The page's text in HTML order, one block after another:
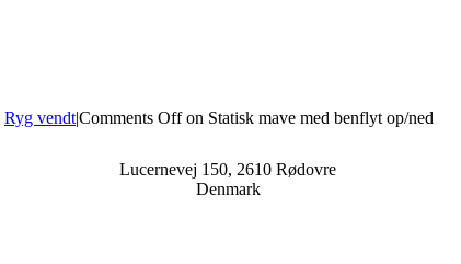
Ryg vendt|Comments Offon Statisk mave med benflyt op/ned
Lucernevej 150, 2610 Rødovre
Denmark